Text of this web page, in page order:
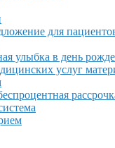
для
улыбка в день
услуг